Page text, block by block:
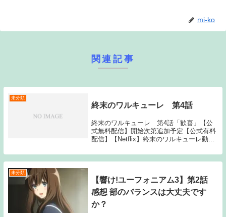
mi-ko
関連記事
未分類
終末のワルキューレ 第4話
終末のワルキューレ 第4話「歓喜」【公
式無料配信】開始次第追加予定【公式有料
配信】【Netflix】終末のワルキューレ動画
ューレ 第4話
未分類
【響け!ユーフォニアム3】第2話
感想 部のバランスは大丈夫です
か？